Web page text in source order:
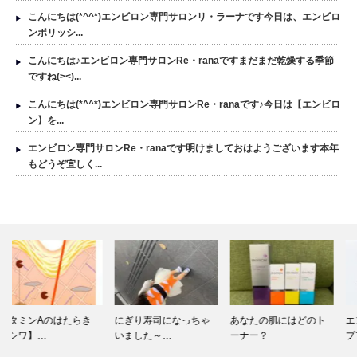
こんにちは(*^^*)エンビロン専門サロンリ・ラーナです今日は、エンビロ
ンポリッシ...
こんにちは♪エンビロン専門サロンRe・ranaですまだまだ乾燥する季節
ですね(><)...
こんにちは(*^^*)エンビロン専門サロンRe・ranaです♪今日は【エンビロ
ン】を...
エンビロン専門サロンRe・ranaです明けましておはようございます本年
もどうぞ宜しく...
にぎり寿司になっちゃ
いました～…
あなたの肌にはどのト
ーナー？
エンビロン秋のステッ
プアップキ…